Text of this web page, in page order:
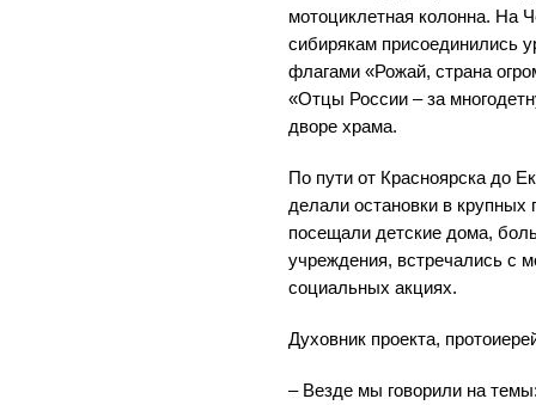
мотоциклетная колонна. На
сибирякам присоединились
флагами «Рожай, страна
«Отцы России – за
дворе храма.
По пути от Красноярска до
делали остановки в
посещали детские дома,
учреждения, встречались с
социальных акциях.
Духовник проекта,
– Везде мы говорили на